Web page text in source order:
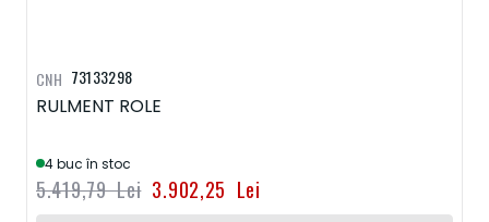
73133298
RULMENT ROLE
4 buc în stoc
3.902,25 Lei
5.419,79 Lei
CNH